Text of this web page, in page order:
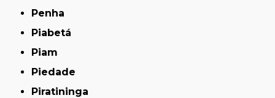
Penha
Piabetá
Piam
Piedade
Piratininga